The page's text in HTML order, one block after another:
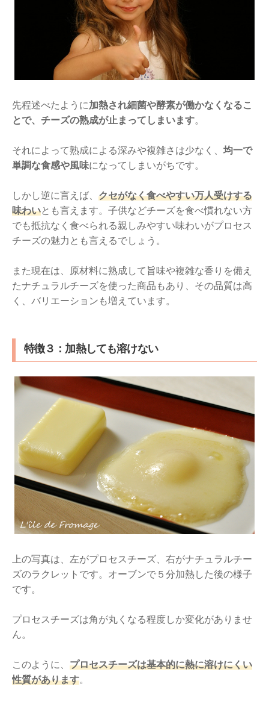
先程述べたように加熱され細菌や酵素が働かなくなるこ
とで、チーズの熟成が止まってしまいます。
それによって熟成による深みや複雑さは少なく、 均一で
単調な食感や風味になってしまいがちです。
しかし逆に言えば、 クセがなく食べやすい万人受けする
味わいとも言えます。子供などチーズを食べ慣れない方
でも抵抗なく食べられる親しみやすい味わいがプロセス
チーズの魅力とも言えるでしょう。
また現在は、原材料に熟成して旨味や複雑な香りを備え
たナチュラルチーズを使った商品もあり、その品質は高
く、バリエーションも増えています。
特徴３：加熱しても溶けない
上の写真は、左がプロセスチーズ、右がナチュラルチー
ズのラクレットです。オーブンで５分加熱した後の様子
です。
プロセスチーズは角が丸くなる程度しか変化がありませ
ん。
このように、 プロセスチーズは基本的に熱に溶けにくい
性質があります。